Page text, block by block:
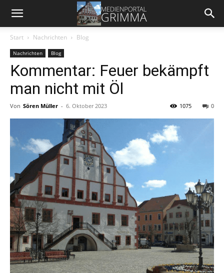
Start Nachrichten Blog
Nachrichten Blog
Kommentar: Feuer bekämpft
man nicht mit Öl
Von Sören Müller - 6. Oktober 2023 0
1075